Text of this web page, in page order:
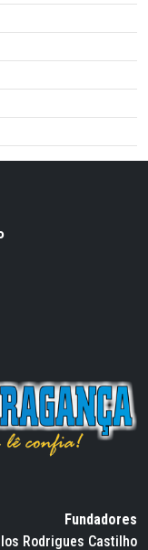
Fundadores
Rodrigues Castilho